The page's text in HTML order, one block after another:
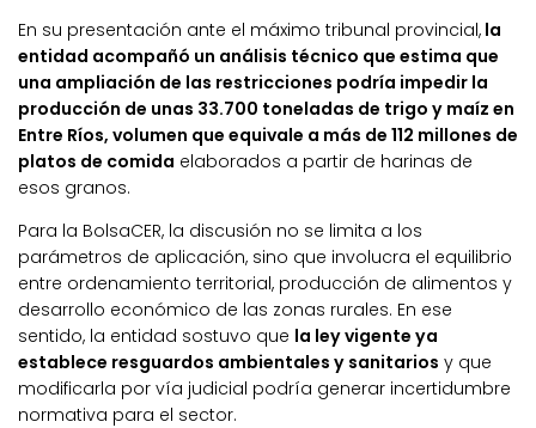
En su presentación ante el máximo tribunal provincial, la
entidad acompañó un análisis técnico que estima que
una ampliación de las restricciones podría impedir la
producción de unas 33.700 toneladas de trigo y maíz en
Entre Ríos, volumen que equivale a más de 112 millones de
platos de comida elaborados a partir de harinas de
esos granos.
Para la BolsaCER, la discusión no se limita a los
parámetros de aplicación, sino que involucra el equilibrio
entre ordenamiento territorial, producción de alimentos y
desarrollo económico de las zonas rurales. En ese
sentido, la entidad sostuvo que la ley vigente ya
establece resguardos ambientales y sanitarios y que
modificarla por vía judicial podría generar incertidumbre
normativa para el sector.